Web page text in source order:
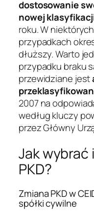
dostosowanie
nowej
roku. W
przypadkach
dłuższy. Warto
przypadku braku
przewidziane jest
2007 na
według kluczy
przez Główny
Jak
PKD?
Zmiana PKD w
spółki cywilne